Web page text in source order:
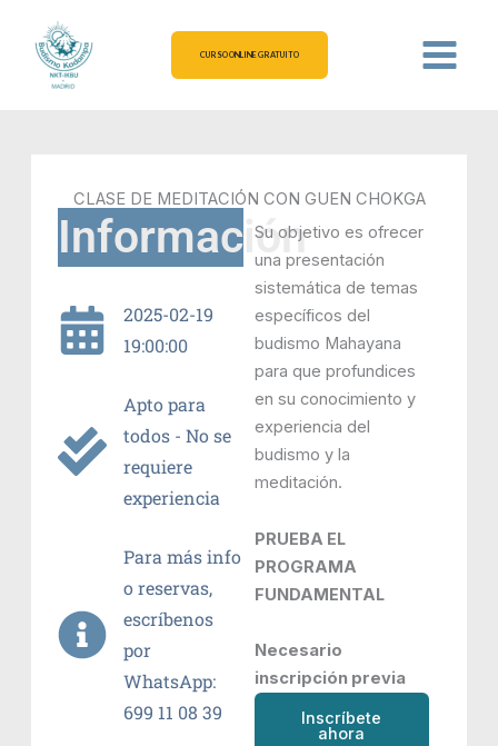
contenido
CURSO ONLINE GRATUITO
CLASE DE MEDITACIÓN CON GUEN CHOKGA
Información
2025-02-19
19:00:00
Apto para
todos - No se
requiere
experiencia
Para más info
o reservas,
escríbenos
por
WhatsApp:
699 11 08 39
Su objetivo es ofrecer
una presentación
sistemática de temas
específicos del
budismo Mahayana
para que profundices
en su conocimiento y
experiencia del
budismo y la
meditación.
PRUEBA EL
PROGRAMA
FUNDAMENTAL
Necesario
inscripción previa
Inscríbete
ahora